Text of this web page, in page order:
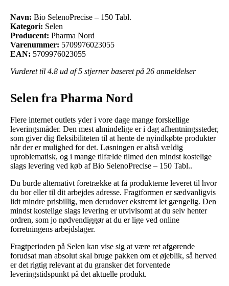
Navn: Bio SelenoPrecise – 150 Tabl.
Kategori: Selen
Producent: Pharma Nord
Varenummer: 5709976023055
EAN: 5709976023055
Vurderet til 4.8 ud af 5 stjerner baseret på 26 anmeldelser
Selen fra Pharma Nord
Flere internet outlets yder i vore dage mange forskellige
leveringsmåder. Den mest almindelige er i dag afhentningssteder,
som giver dig fleksibiliteten til at hente de nyindkøbte produkter
når der er mulighed for det. Løsningen er altså vældig
uproblematisk, og i mange tilfælde tilmed den mindst kostelige
slags levering ved køb af Bio SelenoPrecise – 150 Tabl..
Du burde alternativt foretrække at få produkterne leveret til hvor
du bor eller til dit arbejdes adresse. Fragtformen er sædvanligvis
lidt mindre prisbillig, men derudover ekstremt let gængelig. Den
mindst kostelige slags levering er utvivlsomt at du selv henter
ordren, som jo nødvendiggør at du er lige ved online
forretningens arbejdslager.
Fragtperioden på Selen kan vise sig at være ret afgørende
forudsat man absolut skal bruge pakken om et øjeblik, så herved
er det rigtig relevant at du gransker det forventede
leveringstidspunkt på det aktuelle produkt.